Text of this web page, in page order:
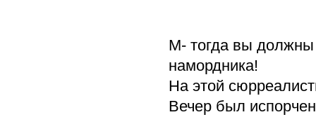
М- тогда вы должны
намордника!
На этой
Вечер был